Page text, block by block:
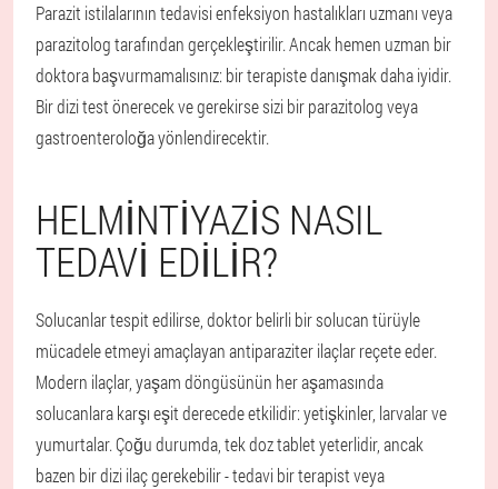
Parazit istilalarının tedavisi enfeksiyon hastalıkları uzmanı veya
parazitolog tarafından gerçekleştirilir. Ancak hemen uzman bir
doktora başvurmamalısınız: bir terapiste danışmak daha iyidir.
Bir dizi test önerecek ve gerekirse sizi bir parazitolog veya
gastroenteroloğa yönlendirecektir.
HELMINTIYAZIS NASIL
TEDAVI EDILIR?
Solucanlar tespit edilirse, doktor belirli bir solucan türüyle
mücadele etmeyi amaçlayan antiparaziter ilaçlar reçete eder.
Modern ilaçlar, yaşam döngüsünün her aşamasında
solucanlara karşı eşit derecede etkilidir: yetişkinler, larvalar ve
yumurtalar. Çoğu durumda, tek doz tablet yeterlidir, ancak
bazen bir dizi ilaç gerekebilir - tedavi bir terapist veya